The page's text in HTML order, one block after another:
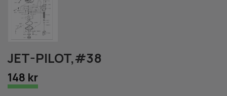
JET-PILOT,#38
148 kr